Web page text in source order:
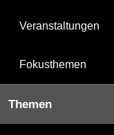
Veranstaltungen
Fokusthemen
Themen